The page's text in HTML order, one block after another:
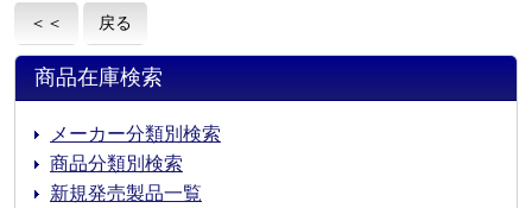
＜＜ 戻る
商品在庫検索
メーカー分類別検索
商品分類別検索
新規発売製品一覧